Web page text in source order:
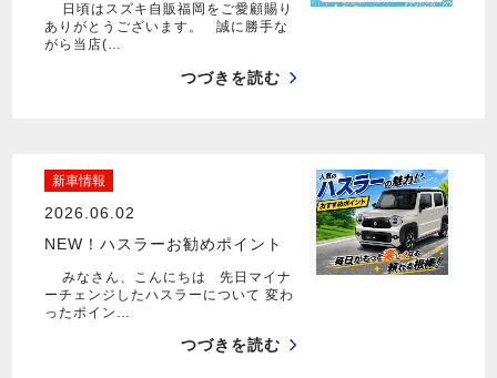
日頃はスズキ自販福岡をご愛顧賜り
ありがとうございます。 誠に勝手な
がら当店(…
つづきを読む
新車情報
2026.06.02
NEW！ハスラーお勧めポイント
みなさん、こんにちは 先日マイナ
ーチェンジしたハスラーについて 変わ
ったポイン…
つづきを読む